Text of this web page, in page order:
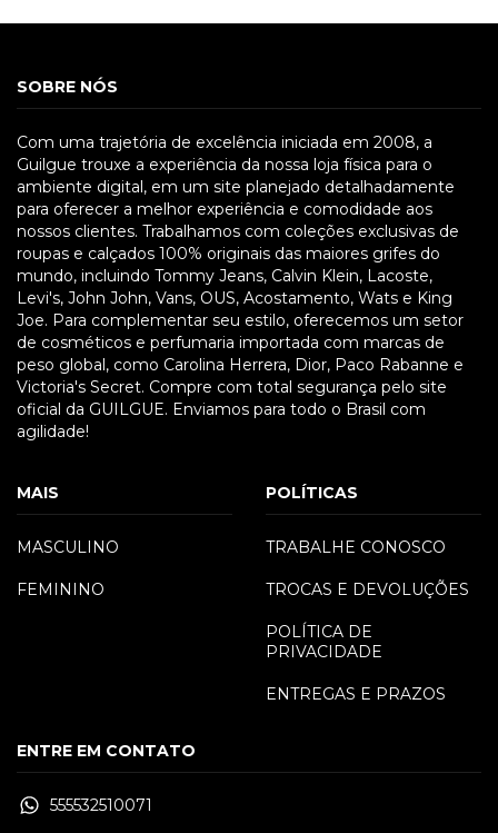
SOBRE NÓS
Com uma trajetória de excelência iniciada em 2008, a
Guilgue trouxe a experiência da nossa loja física para o
ambiente digital, em um site planejado detalhadamente
para oferecer a melhor experiência e comodidade aos
nossos clientes. Trabalhamos com coleções exclusivas de
roupas e calçados 100% originais das maiores grifes do
mundo, incluindo Tommy Jeans, Calvin Klein, Lacoste,
Levi's, John John, Vans, OUS, Acostamento, Wats e King
Joe. Para complementar seu estilo, oferecemos um setor
de cosméticos e perfumaria importada com marcas de
peso global, como Carolina Herrera, Dior, Paco Rabanne e
Victoria's Secret. Compre com total segurança pelo site
oficial da GUILGUE. Enviamos para todo o Brasil com
agilidade!
MAIS
MASCULINO
FEMININO
POLÍTICAS
TRABALHE CONOSCO
TROCAS E DEVOLUÇÕES
POLÍTICA DE
PRIVACIDADE
ENTREGAS E PRAZOS
ENTRE EM CONTATO
555532510071